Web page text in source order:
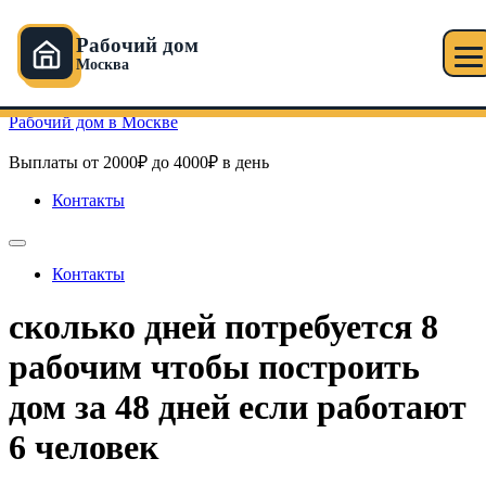
Рабочий дом
Москва
Перейти к содержимому
Рабочий дом в Москве
Выплаты от 2000₽ до 4000₽ в день
Контакты
Контакты
сколько дней потребуется 8
рабочим чтобы построить
дом за 48 дней если работают
6 человек